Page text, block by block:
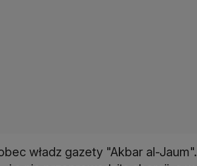
władz gazety "Akbar al-Jaum".